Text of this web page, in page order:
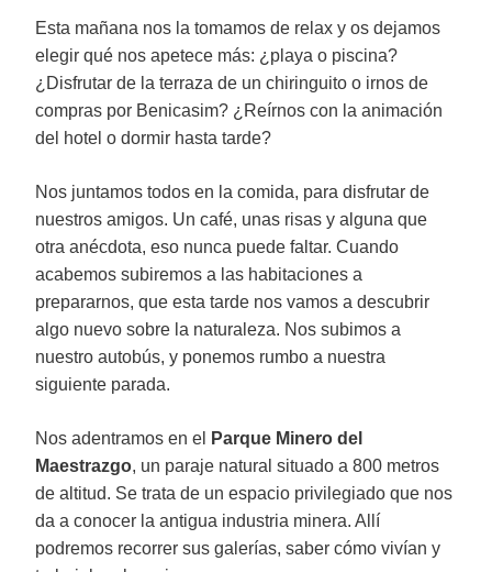
Esta mañana nos la tomamos de relax y os dejamos
elegir qué nos apetece más: ¿playa o piscina?
¿Disfrutar de la terraza de un chiringuito o irnos de
compras por Benicasim? ¿Reírnos con la animación
del hotel o dormir hasta tarde?
Nos juntamos todos en la comida, para disfrutar de
nuestros amigos. Un café, unas risas y alguna que
otra anécdota, eso nunca puede faltar. Cuando
acabemos subiremos a las habitaciones a
prepararnos, que esta tarde nos vamos a descubrir
algo nuevo sobre la naturaleza. Nos subimos a
nuestro autobús, y ponemos rumbo a nuestra
siguiente parada.
Nos adentramos en el
Parque Minero del
Maestrazgo, un paraje natural situado a 800 metros
de altitud. Se trata de un espacio privilegiado que nos
da a conocer la antigua industria minera. Allí
podremos recorrer sus galerías, saber cómo vivían y